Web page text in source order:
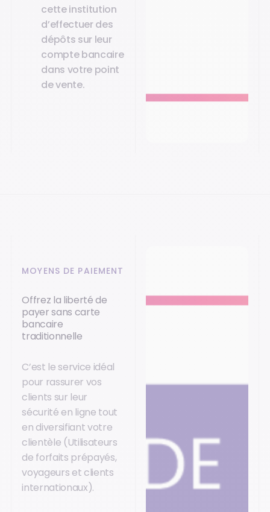
cette institution
d’effectuer des
dépôts sur leur
compte bancaire
dans votre point
de vente.
MOYENS DE PAIEMENT
Offrez la liberté de
payer sans carte
bancaire
traditionnelle
C’est le service idéal
pour rassurer vos
clients sur leur
sécurité en ligne tout
en diversifiant votre
clientèle (Utilisateurs
de forfaits prépayés,
voyageurs et clients
internationaux).